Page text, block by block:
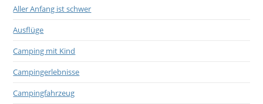
Aller Anfang ist schwer
Ausflüge
Camping mit Kind
Campingerlebnisse
Campingfahrzeug